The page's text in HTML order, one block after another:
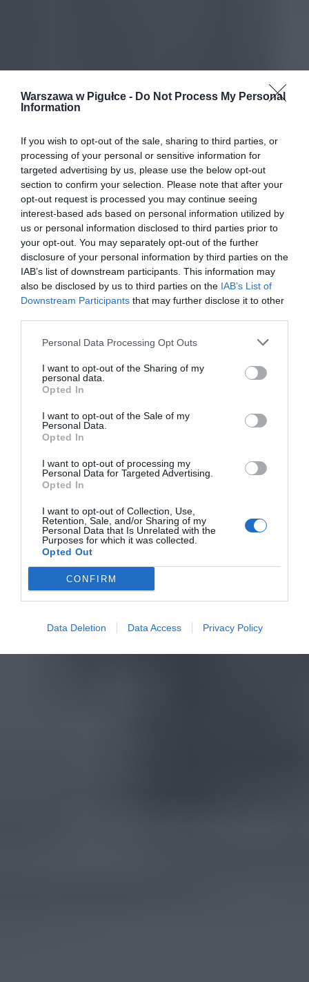
Warszawa w Pigułce - Do Not Process My Personal
Information
If you wish to opt-out of the sale, sharing to third parties, or
processing of your personal or sensitive information for
targeted advertising by us, please use the below opt-out
section to confirm your selection. Please note that after your
opt-out request is processed you may continue seeing
interest-based ads based on personal information utilized by
us or personal information disclosed to third parties prior to
your opt-out. You may separately opt-out of the further
disclosure of your personal information by third parties on the
IAB’s list of downstream participants. This information may
also be disclosed by us to third parties on the IAB’s List of
Downstream Participants that may further disclose it to other
Personal Data Processing Opt Outs
I want to opt-out of the Sharing of my
personal data.
Opted In
I want to opt-out of the Sale of my
Personal Data.
Opted In
I want to opt-out of processing my
Personal Data for Targeted Advertising.
Opted In
I want to opt-out of Collection, Use,
Retention, Sale, and/or Sharing of my
Personal Data that Is Unrelated with the
Purposes for which it was collected.
Opted Out
CONFIRM
Data Deletion Data Access Privacy Policy